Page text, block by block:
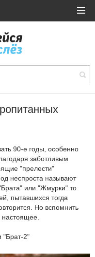
90-е годы, особенно
заботливым
"прелести"
неспроста называют
или "Жмурки" то
пытавшихся тогда
Но вспомнить
"Брат-2"